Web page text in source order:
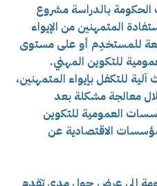
الحكومة بالدراسة مشروع
المتمهنين من الإيواء
للمستخدِم أو على مستوى
للتكوين المهني.
للتكفل بإيواء المتمهنين،
معالجة مشكلة بعد
العمومية للتكوين
الاقتصادية عن